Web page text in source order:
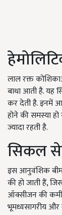
लाल रक्त
बाधा आती है. यह
कर देती है. इनमें
होने की समस्या
ज्यादा रहती है.
सिकल
इस आनुवंशिक
की हो जाती हैं,
ऑक्सीजन की
भूमध्यसागरीय और